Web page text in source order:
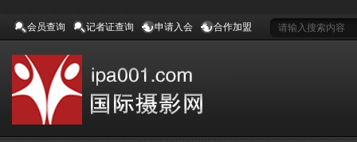
会员查询 记者证查询 申请入会 合作加盟